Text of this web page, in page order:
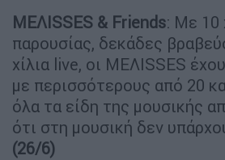
ΜΕΛΙSSES & Friends: Με 10
παρουσίας, δεκάδες
χίλια live, οι ΜΕΛΙSSES
με περισσότερους από 20
όλα τα είδη της μουσικής
ότι στη μουσική δεν
(26/6)